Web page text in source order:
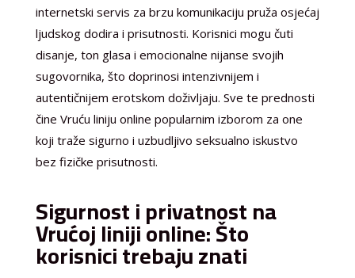
internetski servis za brzu komunikaciju pruža osjećaj
ljudskog dodira i prisutnosti. Korisnici mogu čuti
disanje, ton glasa i emocionalne nijanse svojih
sugovornika, što doprinosi intenzivnijem i
autentičnijem erotskom doživljaju. Sve te prednosti
čine Vruću liniju online popularnim izborom za one
koji traže sigurno i uzbudljivo seksualno iskustvo
bez fizičke prisutnosti.
Sigurnost i privatnost na
Vrućoj liniji online: Što
korisnici trebaju znati